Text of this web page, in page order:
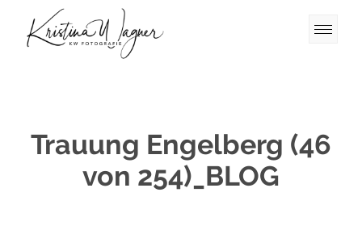
Trauung Engelberg (46
von 254)_BLOG